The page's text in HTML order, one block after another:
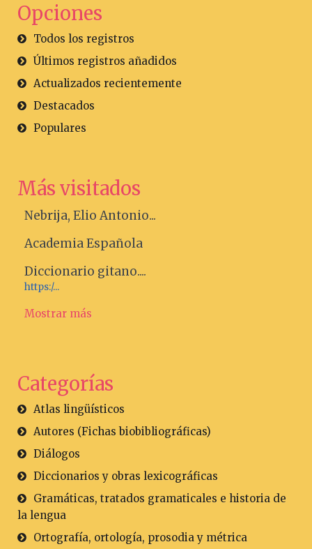
Opciones
Todos los registros
Últimos registros añadidos
Actualizados recientemente
Destacados
Populares
Más visitados
Nebrija, Elio Antonio...
Academia Española
Diccionario gitano....
https:/...
Mostrar más
Categorías
Atlas lingüísticos
Autores (Fichas biobibliográficas)
Diálogos
Diccionarios y obras lexicográficas
Gramáticas, tratados gramaticales e historia de
la lengua
Ortografía, ortología, prosodia y métrica